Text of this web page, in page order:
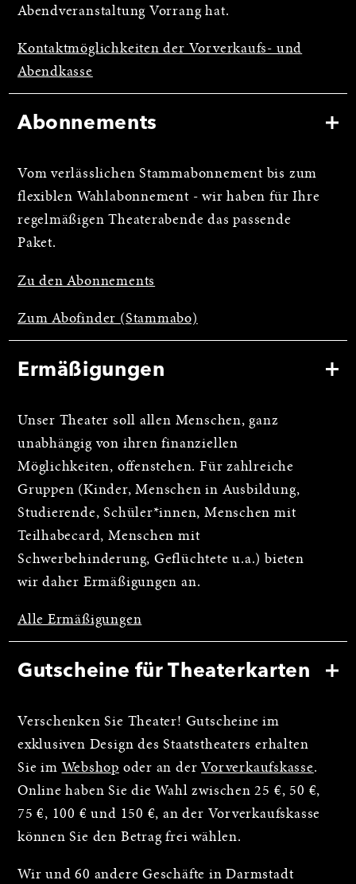
Abendveranstaltung Vorrang hat.
Kontaktmöglichkeiten der Vorverkaufs- und
Abendkasse
Abonnements
Vom verlässlichen Stammabonnement bis zum
flexiblen Wahlabonnement - wir haben für Ihre
regelmäßigen Theaterabende das passende
Paket.
Zu den Abonnements
Zum Abofinder (Stammabo)
Ermäßigungen
Unser Theater soll allen Menschen, ganz
unabhängig von ihren finanziellen
Möglichkeiten, offenstehen. Für zahlreiche
Gruppen (Kinder, Menschen in Ausbildung,
Studierende, Schüler*innen, Menschen mit
Teilhabecard, Menschen mit
Schwerbehinderung, Geflüchtete u.a.) bieten
wir daher Ermäßigungen an.
Alle Ermäßigungen
Gutscheine für Theaterkarten
Verschenken Sie Theater! Gutscheine im
exklusiven Design des Staatstheaters erhalten
Sie im Webshop oder an der Vorverkaufskasse.
Online haben Sie die Wahl zwischen 25 €, 50 €,
75 €, 100 € und 150 €, an der Vorverkaufskasse
können Sie den Betrag frei wählen.
Wir und 60 andere Geschäfte in Darmstadt